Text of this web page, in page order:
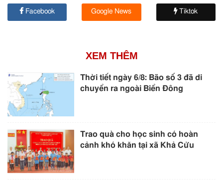
Facebook Google News Tiktok
XEM THÊM
Thời tiết ngày 6/8: Bão số 3 đã di
chuyển ra ngoài Biển Đông
Trao quà cho học sinh có hoàn
cảnh khó khăn tại xã Khả Cửu